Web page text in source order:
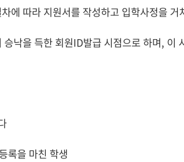
따라 지원서를 작성하고 입학사정을 거
낙을 득한 회원ID발급 시점으로 하며, 이
록을 마친 학생